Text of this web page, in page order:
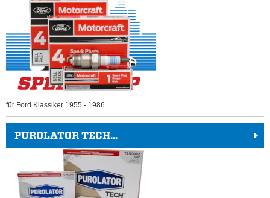
für Ford Klassiker 1955 - 1986
PUROLATOR TECH...